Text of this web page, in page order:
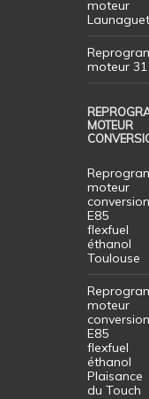
moteur
Launaguet
moteur 31
MOTEUR
moteur
conversion
E85
flexfuel
éthanol
Toulouse
moteur
conversion
E85
flexfuel
éthanol
Plaisance
du Touch